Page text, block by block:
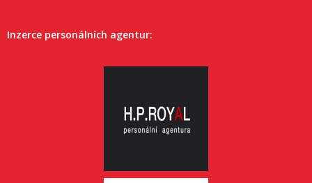
Inzerce personálních agentur: